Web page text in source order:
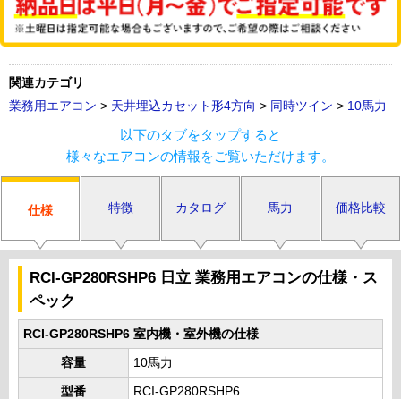
関連カテゴリ
業務用エアコン > 天井埋込カセット形4方向 > 同時ツイン > 10馬力
以下のタブをタップすると
様々なエアコンの情報をご覧いただけます。
仕様 特徴 カタログ 馬力 価格比較
RCI-GP280RSHP6 日立 業務用エアコンの仕様・ス
ペック
RCI-GP280RSHP6 室内機・室外機の仕様
容量 10馬力
型番 RCI-GP280RSHP6